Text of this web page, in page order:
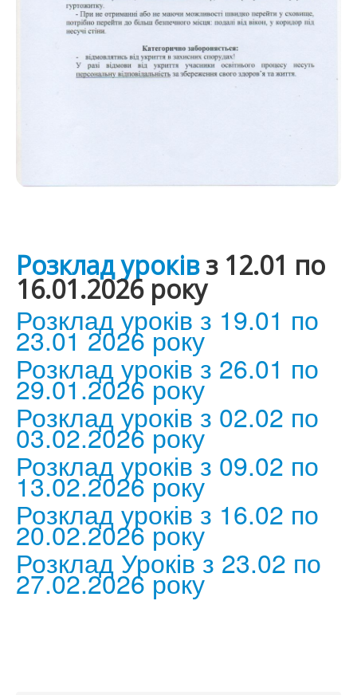
Розклад уроківз 12.01 по
16.01.2026 року
Розклад уроків з 19.01 по
23.01 2026 року
Розклад уроків з 26.01 по
29.01.2026 року
Розклад уроків з 02.02 по
03.02.2026 року
Розклад уроків з 09.02 по
13.02.2026 року
Розклад уроків з 16.02 по
20.02.2026 року
Розклад Уроків з 23.02 по
27.02.2026 року